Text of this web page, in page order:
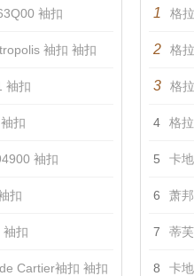
袖扣
袖扣 袖扣
袖扣
扣
袖扣
扣
袖扣
Cartier袖扣 袖扣
1 格
2 格
3 格
4 格
5 卡
6 萧
7 蒂
8 卡